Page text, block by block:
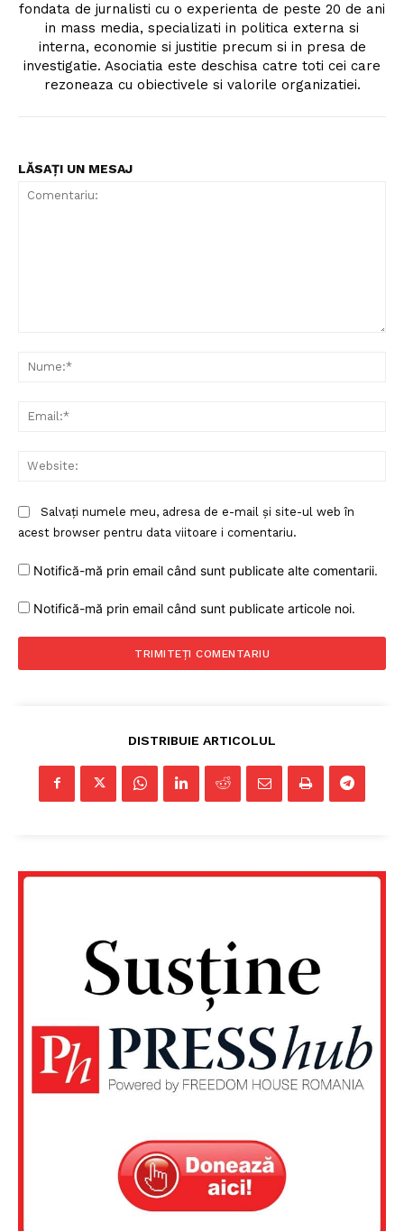
fondata de jurnalisti cu o experienta de peste 20 de ani
in mass media, specializati in politica externa si
interna, economie si justitie precum si in presa de
investigatie. Asociatia este deschisa catre toti cei care
rezoneaza cu obiectivele si valorile organizatiei.
LĂSAȚI UN MESAJ
Salvați numele meu, adresa de e-mail și site-ul web în
acest browser pentru data viitoare i comentariu.
Notifică-mă prin email când sunt publicate alte comentarii.
Notifică-mă prin email când sunt publicate articole noi.
DISTRIBUIE ARTICOLUL